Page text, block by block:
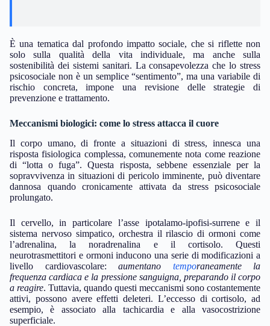
È una tematica dal profondo impatto sociale, che si riflette non
solo sulla qualità della vita individuale, ma anche sulla
sostenibilità dei sistemi sanitari. La consapevolezza che lo stress
psicosociale non è un semplice “sentimento”, ma una variabile di
rischio concreta, impone una revisione delle strategie di
prevenzione e trattamento.
Meccanismi biologici: come lo stress attacca il cuore
Il corpo umano, di fronte a situazioni di stress, innesca una
risposta fisiologica complessa, comunemente nota come reazione
di “lotta o fuga”. Questa risposta, sebbene essenziale per la
sopravvivenza in situazioni di pericolo imminente, può diventare
dannosa quando cronicamente attivata da stress psicosociale
prolungato.
Il cervello, in particolare l’asse ipotalamo-ipofisi-surrene e il
sistema nervoso simpatico, orchestra il rilascio di ormoni come
l’adrenalina, la noradrenalina e il cortisolo. Questi
neurotrasmettitori e ormoni inducono una serie di modificazioni a
livello cardiovascolare: aumentano temporaneamente la
frequenza cardiaca e la pressione sanguigna, preparando il corpo
a reagire. Tuttavia, quando questi meccanismi sono costantemente
attivi, possono avere effetti deleteri. L’eccesso di cortisolo, ad
esempio, è associato alla tachicardia e alla vasocostrizione
superficiale.